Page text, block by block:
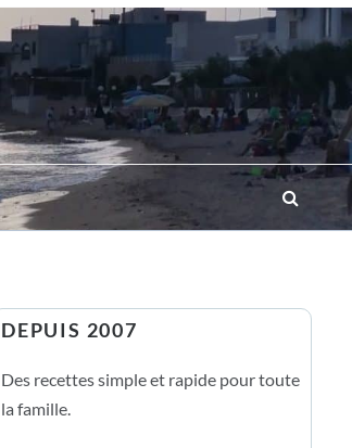
DEPUIS 2007
Des recettes simple et rapide pour toute
la famille.